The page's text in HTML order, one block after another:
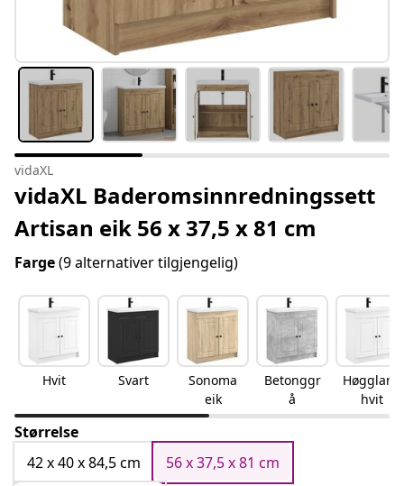
vidaXL
vidaXL Baderomsinnredningssett
Artisan eik 56 x 37,5 x 81 cm
Farge(9 alternativer tilgjengelig)
Hvit Svart
Sonoma
eik
Betonggr
å
Høgglans
hvit
Størrelse
42 x 40 x 84,5 cm
56 x 37,5 x 81 cm